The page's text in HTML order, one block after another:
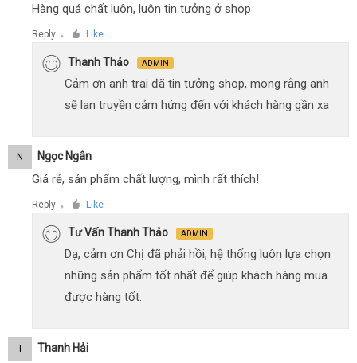
Hàng quá chất luôn, luôn tin tưởng ở shop
Reply ● Like
Thanh Thảo ADMIN
Cảm ơn anh trai đã tin tưởng shop, mong rằng anh
sẽ lan truyền cảm hứng đến với khách hàng gần xa
N Ngọc Ngân
Giá rẻ, sản phẩm chất lượng, mình rất thích!
Reply ● Like
Tư Vấn Thanh Thảo ADMIN
Dạ, cảm ơn Chị đã phải hồi, hệ thống luôn lựa chọn
những sản phẩm tốt nhất để giúp khách hàng mua
được hàng tốt.
T Thanh Hải